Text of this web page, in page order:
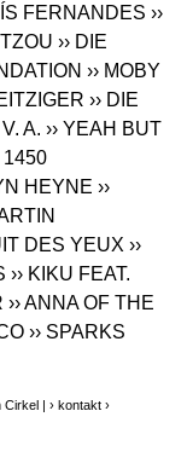
FERNANDES ››
›› DIE
›› MOBY
›› DIE
V. A. ›› YEAH BUT
1450
HEYNE ››
DES YEUX ››
›› KIKU FEAT.
›› ANNA OF THE
›› SPARKS
Cirkel |› kontakt ›